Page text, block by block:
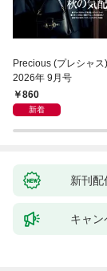
Precious (プレシャス)
2026年 9月号
860
新着
新刊配
キャン